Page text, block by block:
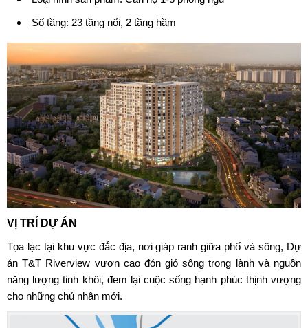
Số tầng: 23 tầng nổi, 2 tầng hầm
VỊ TRÍ DỰ ÁN
Tọa lạc tại khu vực đắc địa, nơi giáp ranh giữa phố và sông, Dự
án T&T Riverview vươn cao đón gió sông trong lành và nguồn
năng lượng tinh khôi, đem lại cuộc sống hạnh phúc thịnh vượng
cho những chủ nhân mới.